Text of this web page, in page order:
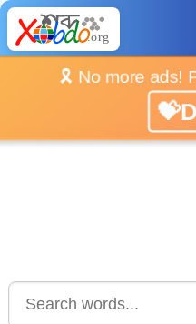
🎗️ No more ads!